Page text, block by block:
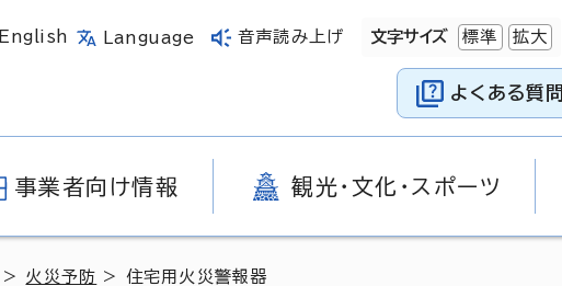
English Language 音声読み上げ 文字サイズ 標準 拡大
よくある質問
事業者向け情報 観光・文化・スポーツ
> 火災予防 > 住宅用火災警報器